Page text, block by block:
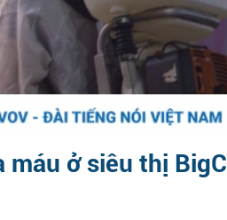
ở siêu thị BigC